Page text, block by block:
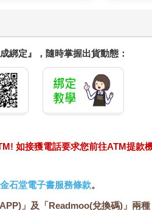
綁定』，隨時掌握出貨動態：
如接獲電話要求您前往ATM提款
金石堂電子書服務條款。
」及「Readmoo(兌換碼)」兩種